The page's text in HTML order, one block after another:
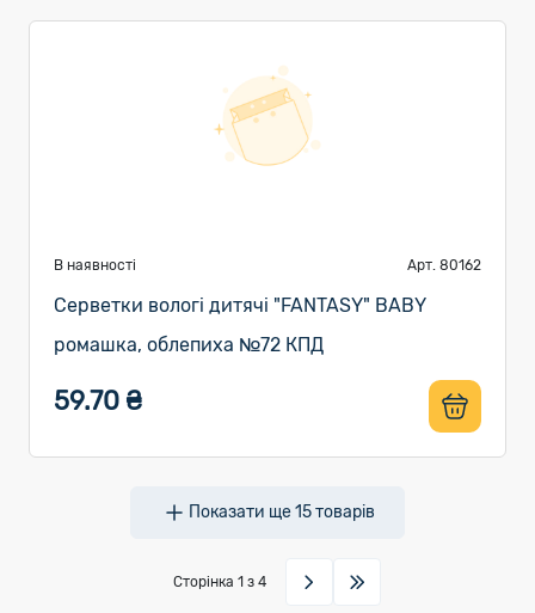
В наявності Арт. 80162
Серветки вологі дитячі "FANTASY" BABY
ромашка, облепиха №72 КПД
59.70 ₴
Показати ще15товарів
Сторінка 1 з 4